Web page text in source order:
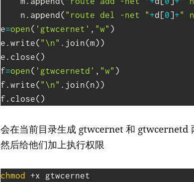
    n
. append ( "route del -net "+d [0]+"
e=open( 'gtwcernet' , "w" )
e .write( "\n" . join(m) )
e . close( )
f=open( 'gtwcernetd' , "w" )
f .write( "\n" . join(n) )
f . close( )
会在当前目录生成 gtwcernet 和 gtwcernetd
然后给他们加上执行权限
chmod